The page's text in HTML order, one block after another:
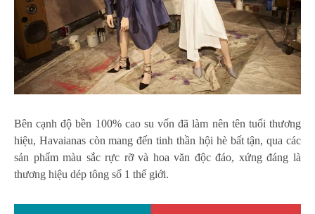
Bên cạnh độ bền 100% cao su vốn đã làm nên tên tuổi thương
hiệu, Havaianas còn mang đến tinh thần hội hè bất tận, qua các
sản phẩm màu sắc rực rỡ và hoa văn độc đáo, xứng đáng là
thương hiệu dép tông số 1 thế giới.